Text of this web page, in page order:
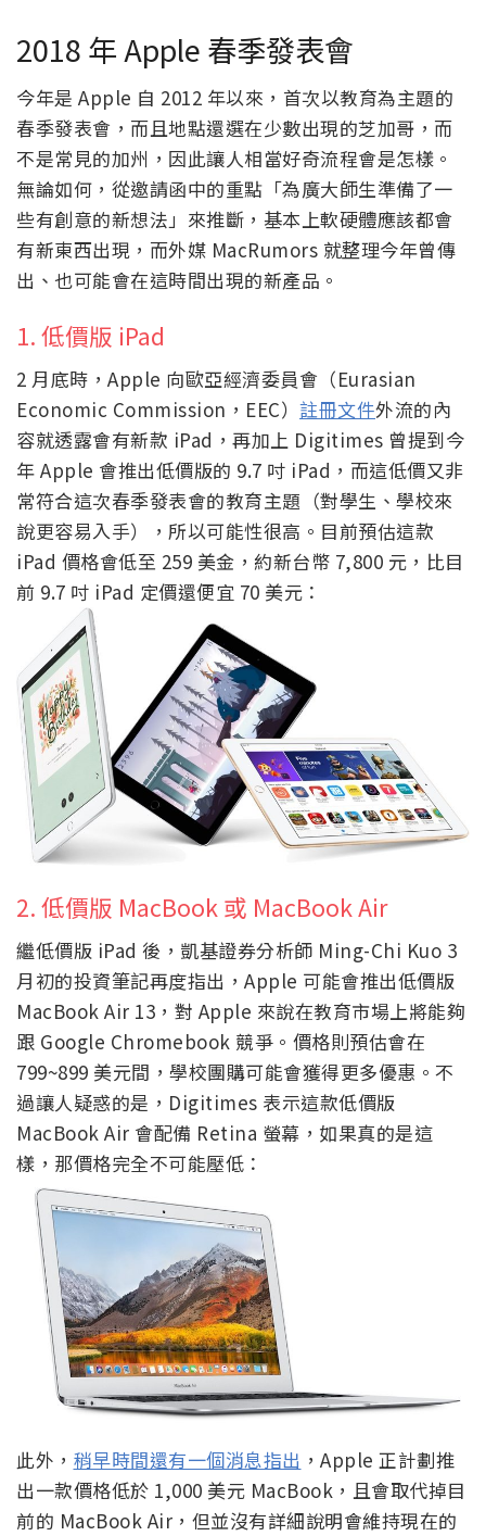
2018 年 Apple 春季發表會
今年是 Apple 自 2012 年以來，首次以教育為主題的
春季發表會，而且地點還選在少數出現的芝加哥，而
不是常見的加州，因此讓人相當好奇流程會是怎樣。
無論如何，從邀請函中的重點「為廣大師生準備了一
些有創意的新想法」來推斷，基本上軟硬體應該都會
有新東西出現，而外媒 MacRumors 就整理今年曾傳
出、也可能會在這時間出現的新產品。
1. 低價版 iPad
2 月底時，Apple 向歐亞經濟委員會（Eurasian
Economic Commission，EEC） 註冊文件外流的內
容就透露會有新款 iPad，再加上 Digitimes 曾提到今
年 Apple 會推出低價版的 9.7 吋 iPad，而這低價又非
常符合這次春季發表會的教育主題（對學生、學校來
說更容易入手），所以可能性很高。目前預估這款
iPad 價格會低至 259 美金，約新台幣 7,800 元，比目
前 9.7 吋 iPad 定價還便宜 70 美元：
2. 低價版 MacBook 或 MacBook Air
繼低價版 iPad 後，凱基證券分析師 Ming-Chi Kuo 3
月初的投資筆記再度指出，Apple 可能會推出低價版
MacBook Air 13，對 Apple 來說在教育市場上將能夠
跟 Google Chromebook 競爭。價格則預估會在
799~899 美元間，學校團購可能會獲得更多優惠。不
過讓人疑惑的是，Digitimes 表示這款低價版
MacBook Air 會配備 Retina 螢幕，如果真的是這
樣，那價格完全不可能壓低：
此外， 稍早時間還有一個消息指出 ，Apple 正計劃推
出一款價格低於 1,000 美元 MacBook，且會取代掉目
前的 MacBook Air，但並沒有詳細說明會維持現在的